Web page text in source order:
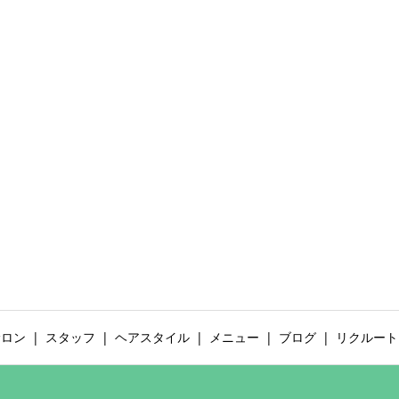
ン スタッフ ヘアスタイル メニュー ブログ リクルート